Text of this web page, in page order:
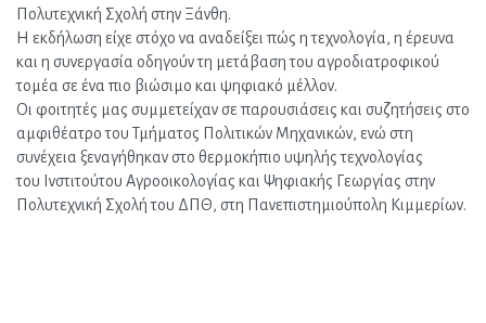
Πολυτεχνική Σχολή στην Ξάνθη.
Η εκδήλωση είχε στόχο να αναδείξει πώς η τεχνολογία, η έρευνα
και η συνεργασία οδηγούν τη μετάβαση του αγροδιατροφικού
τομέα σε ένα πιο βιώσιμο και ψηφιακό μέλλον.
Οι φοιτητές μας συμμετείχαν σε παρουσιάσεις και συζητήσεις στο
αμφιθέατρο του Τμήματος Πολιτικών Μηχανικών, ενώ στη
συνέχεια ξεναγήθηκαν στο θερμοκήπιο υψηλής τεχνολογίας
του Ινστιτούτου Αγροοικολογίας και Ψηφιακής Γεωργίας στην
Πολυτεχνική Σχολή του ΔΠΘ, στη Πανεπιστημιούπολη Κιμμερίων.